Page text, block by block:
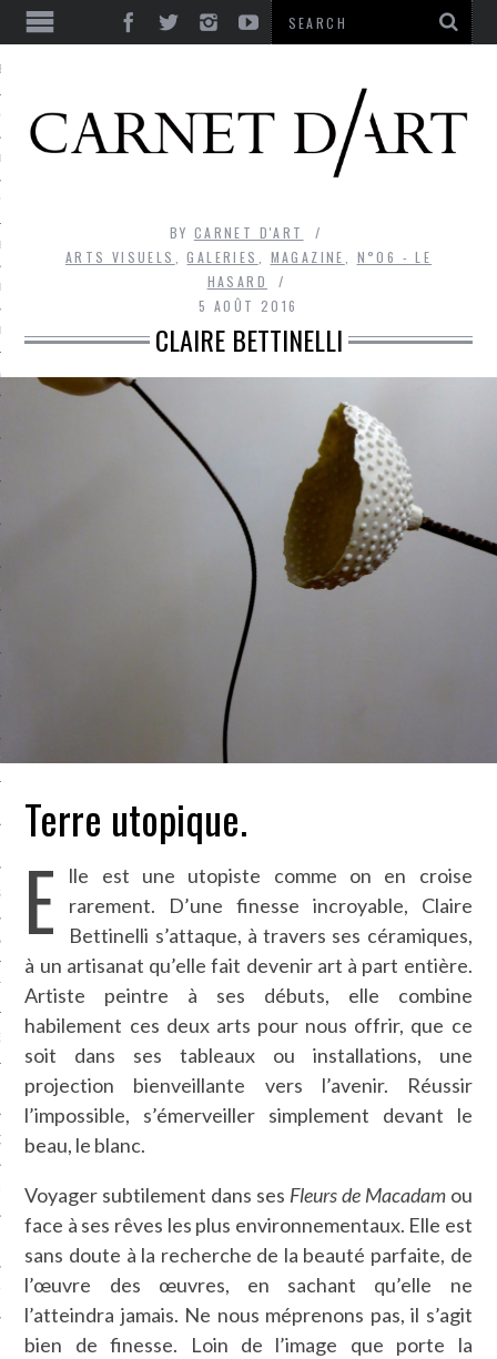
ULTIME
RIRE
LIBERTÉ
EN VOD
BY CARNET D'ART
ARTS VISUELS
,GALERIES MAGAZINE
N°06 - LE
HASARD
5 AOÛT 2016
CLAIRE BETTINELLI
Terre utopique.
E
lle est une utopiste comme on en croise
rarement. D’une finesse incroyable, Claire
Bettinelli s’attaque, à travers ses céramiques,
à un artisanat qu’elle fait devenir art à part entière.
Artiste peintre à ses débuts, elle combine
habilement ces deux arts pour nous offrir, que ce
soit dans ses tableaux ou installations, une
projection bienveillante vers l’avenir. Réussir
l’impossible, s’émerveiller simplement devant le
beau, le blanc.
Voyager subtilement dans ses Fleurs de Macadamou
face à ses rêves les plus environnementaux. Elle est
sans doute à la recherche de la beauté parfaite, de
l’œuvre des œuvres, en sachant qu’elle ne
l’atteindra jamais. Ne nous méprenons pas, il s’agit
bien de finesse. Loin de l’image que porte la